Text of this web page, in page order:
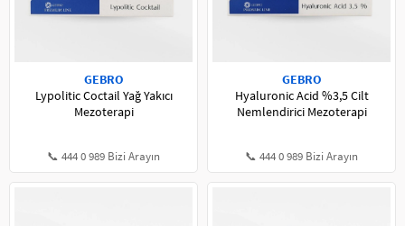
GEBRO
Lypolitic Coctail Yağ Yakıcı
Mezoterapi
📞 444 0 989 Bizi Arayın
GEBRO
Hyaluronic Acid %3,5 Cilt
Nemlendirici Mezoterapi
📞 444 0 989 Bizi Arayın